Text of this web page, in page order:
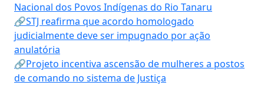
Nacional dos Povos Indígenas do Rio Tanaru
🔗STJ reafirma que acordo homologado
judicialmente deve ser impugnado por ação
anulatória
🔗Projeto incentiva ascensão de mulheres a postos
de comando no sistema de Justiça